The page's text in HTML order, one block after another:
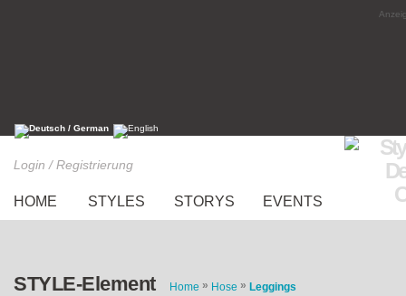
Login / Registrierung
HOME STYLES STORYS EVENTS
STYLE-Element Home » Hose » Leggings